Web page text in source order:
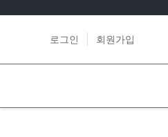
로그인 회원가입